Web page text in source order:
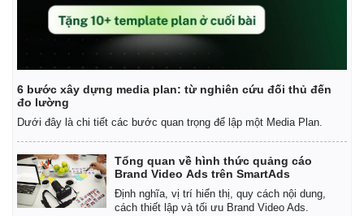
6 bước xây dựng media plan: từ nghiên cứu đối thủ đến
đo lường
Dưới đây là chi tiết các bước quan trọng để lập một Media Plan.
Tổng quan về hình thức quảng cáo
Brand Video Ads trên SmartAds
Định nghĩa, vị trí hiển thị, quy cách nội dung,
cách thiết lập và tối ưu Brand Video Ads.